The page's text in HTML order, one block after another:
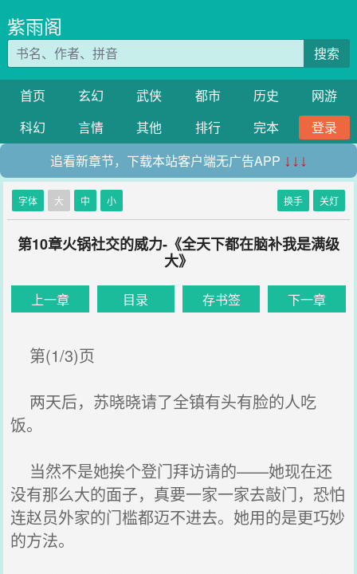
紫雨阁
搜索
首页 玄幻 武侠 都市 历史
网游
科幻
言情 其他 排行 完本
登录
追看新章节，下载本站客户端无广告APP ↓↓↓
字体 大 中 小 换手 关灯
第10章火锅社交的威力-《全天下都在脑补我是满级
大》
上一章 目录 存书签 下一章
第(1/3)页
两天后，苏晓晓请了全镇有头有脸的人吃
饭。
当然不是她挨个登门拜访请的——她现在还
没有那么大的面子，真要一家一家去敲门，恐怕
连赵员外家的门槛都迈不进去。她用的是更巧妙
的方法。